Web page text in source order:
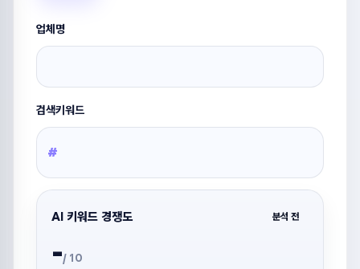
업체명
검색키워드
#
AI 키워드 경쟁도 분석 전
-/ 10